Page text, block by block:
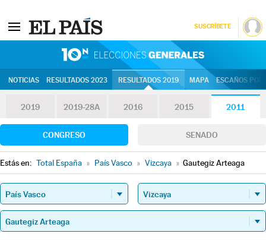
SUSCRÍBETE
NOTICIAS RESULTADOS 2023 RESULTADOS 2019 MAPA ESCAÑOS
2019 2019-28A 2016 2015 2011
CONGRESO SENADO
Estás en: Total España » País Vasco » Vizcaya » Gautegiz Arteaga